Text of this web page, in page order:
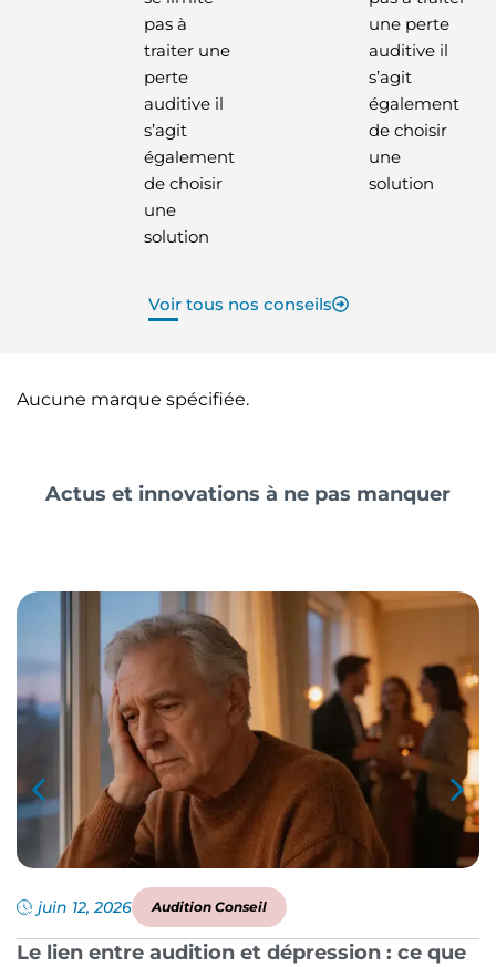
pas à
traiter une
perte
auditive il
s’agit
également
de choisir
une
solution
une perte
auditive il
s’agit
également
de choisir
une
solution
Voir tous nos conseils
Aucune marque spécifiée.
Actus et innovations à ne pas manquer
juin 12, 2026 Audition Conseil
Le lien entre audition et dépression : ce que